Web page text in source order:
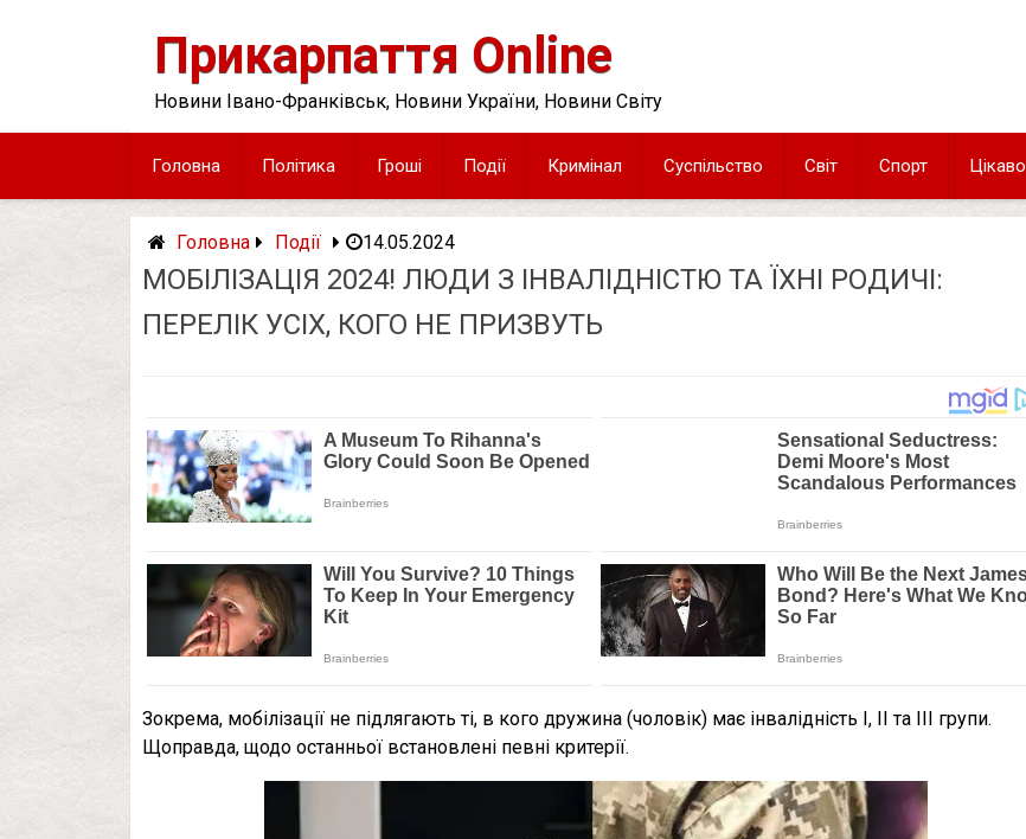
Прикарпаття Online
Новини Івано-Франківськ, Новини України, Новини Світу
Головна Політика Гроші Події Кримінал Суспільство Світ Спорт Цікаво
Головна Події 14.05.2024
МОБІЛІЗАЦІЯ 2024! ЛЮДИ З ІНВАЛІДНІСТЮ ТА ЇХНІ РОДИЧІ:
ПЕРЕЛІК УСІХ, КОГО НЕ ПРИЗВУТЬ
Зокрема, мобілізації не підлягають ті, в кого дружина (чоловік) має інвалідність І, ІІ та ІІІ групи.
Щоправда, щодо останньої встановлені певні критерії.